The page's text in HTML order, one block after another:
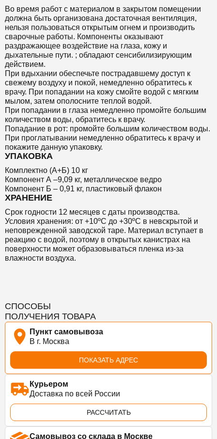
Во время работ с материалом в закрытом помещении
должна быть организована достаточная вентиляция,
нельзя пользоваться открытым огнем и производить
сварочные работы. Компоненты оказывают
раздражающее воздействие на глаза, кожу и
дыхательные пути. ; обладают сенсибилизирующим
действием.
При вдыхании обеспечьте пострадавшему доступ к
свежему воздуху и покой, немедленно обратитесь к
врачу. При попадании на кожу смойте водой с мягким
мылом, затем ополосните теплой водой.
При попадании в глаза немедленно промойте большим
количеством воды, обратитесь к врачу.
Попадание в рот: промойте большим количеством воды.
При проглатывании немедленно обратитесь к врачу и
покажите данную упаковку.
УПАКОВКА
Комплектно (А+Б) 10 кг
Компонент А –9,09 кг, металлическое ведро
Компонент Б – 0,91 кг, пластиковый флакон
ХРАНЕНИЕ
Срок годности 12 месяцев с даты производства.
Условия хранения: от +10ºС до +30ºС в невскрытой и
неповрежденной заводской таре. Материал вступает в
реакцию с водой, поэтому в открытых канистрах на
поверхности может образовываться пленка из-за
влажности воздуха.
СПОСОБЫ
ПОЛУЧЕНИЯ ТОВАРА
Пункт самовывоза
В г. Москва
ПОКАЗАТЬ АДРЕС
Курьером
Доставка по всей России
РАССЧИТАТЬ
Самовывоз со склада в Москве